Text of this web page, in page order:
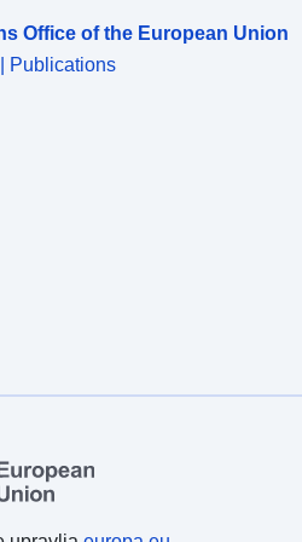
γνώση των επικαιροποιούμενων
επεξηγήσεων (metadata) και της
πληροφόρησης που συνοδεύουν
Office of the European Union
Publications